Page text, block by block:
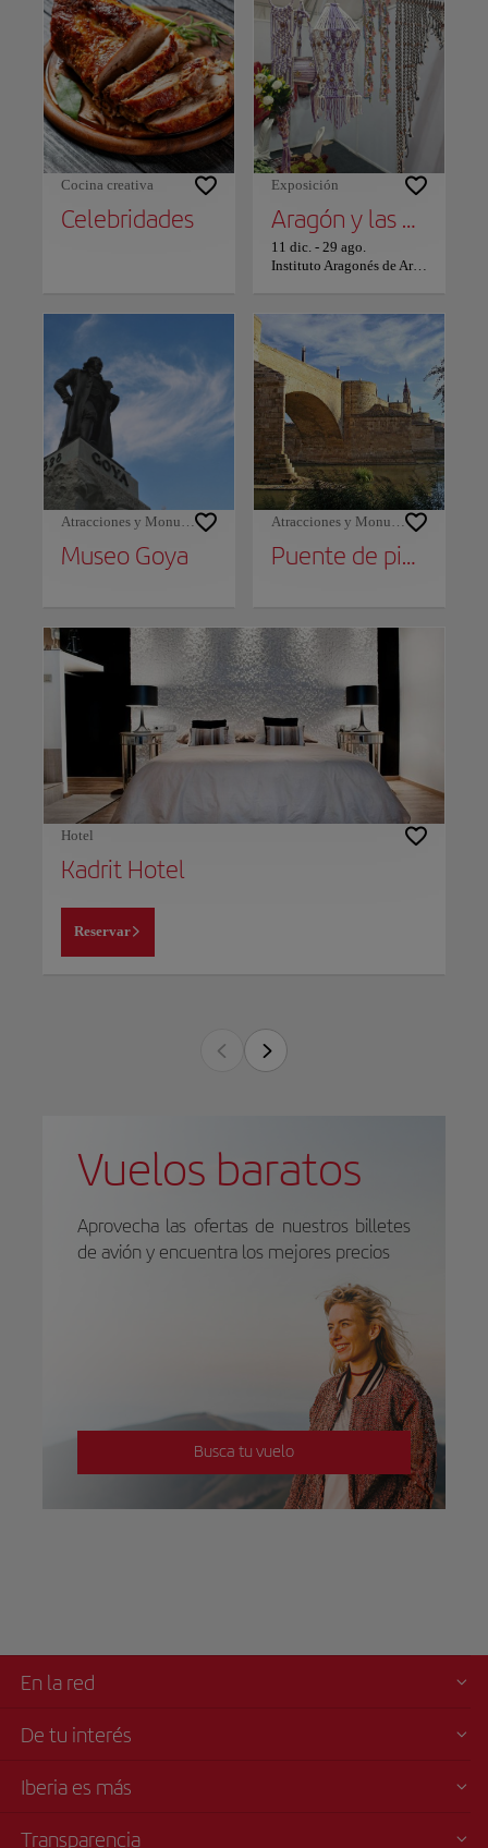
Cocina creativa
Celebridades
Exposición
Aragón y las Artes 1976 - 1995
11 dic. - 29 ago.
Instituto Aragonés de Arte y Cultura Contemporáneos Pablo Serrano - IAACC Pablo Serrano
Atracciones y Monumentos
Museo Goya
Atracciones y Monumentos
Puente de piedra
Hotel
Kadrit Hotel
Reservar
Vuelos baratos
Aprovecha las ofertas de nuestros billetes
de avión y encuentra los mejores precios
Busca tu vuelo
En la red
De tu interés
Iberia es más
Transparencia